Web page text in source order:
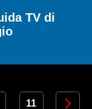
TV di
11 12